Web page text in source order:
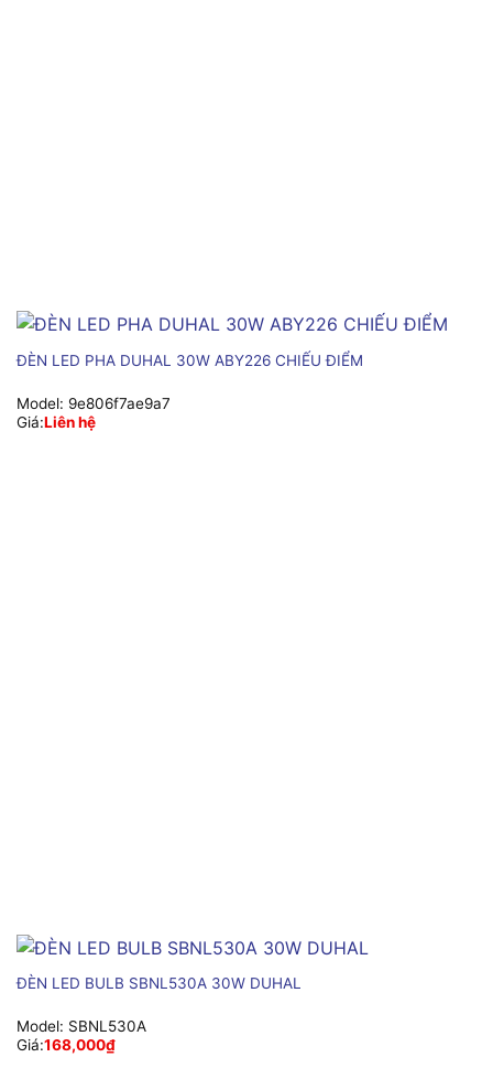
ĐÈN LED PHA DUHAL 30W ABY226 CHIẾU ĐIỂM
Model: 9e806f7ae9a7
Giá:Liên hệ
ĐÈN LED BULB SBNL530A 30W DUHAL
Model: SBNL530A
Giá:168,000₫